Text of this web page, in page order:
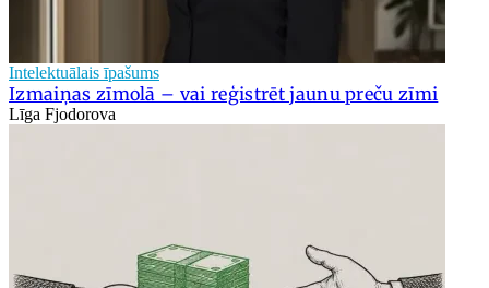
Intelektuālais īpašums
Izmaiņas zīmolā – vai reģistrēt jaunu preču zīmi
Līga Fjodorova